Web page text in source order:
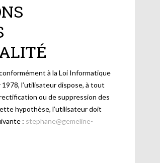
à la Loi Informatique
l’utilisateur dispose, à tout
ou de suppression des
hypothèse, l’utilisateur doit
: stephane@gemeline-